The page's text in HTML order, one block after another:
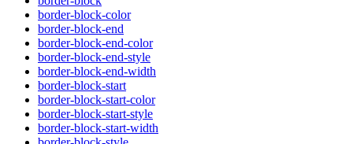
border-block-color
border-block-end
border-block-end-color
border-block-end-style
border-block-end-width
border-block-start
border-block-start-color
border-block-start-style
border-block-start-width